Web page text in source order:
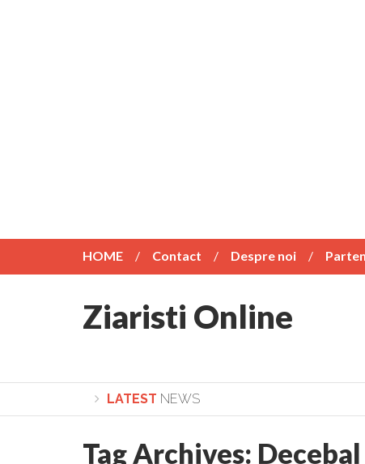
HOME Contact Despre noi
Ziaristi Online
LATEST NEWS
Lepădarea de sine și urmarea lui Hristos. Calea spre
Tag Archives: